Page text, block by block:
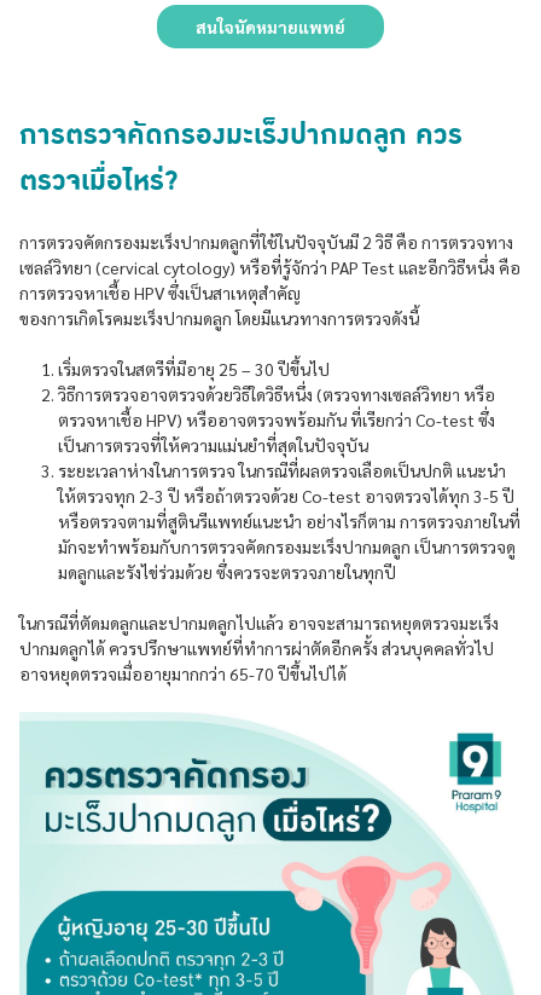
สนใจนัดหมายแพทย์
การตรวจคัดกรองมะเร็งปากมดลูก ควร
ตรวจเมื่อไหร่?
การตรวจคัดกรองมะเร็งปากมดลูกที่ใช้ในปัจจุบันมี 2 วิธี คือ การตรวจทาง
เซลล์วิทยา (cervical cytology) หรือที่รู้จักว่า PAP Test และอีกวิธีหนึ่ง คือ
การตรวจหาเชื้อ HPV ซึ่งเป็นสาเหตุสำคัญ
ของการเกิดโรคมะเร็งปากมดลูก โดยมีแนวทางการตรวจดังนี้
เริ่มตรวจในสตรีที่มีอายุ 25 – 30 ปีขึ้นไป
วิธีการตรวจอาจตรวจด้วยวิธีใดวิธีหนึ่ง (ตรวจทางเซลล์วิทยา หรือ
ตรวจหาเชื้อ HPV) หรืออาจตรวจพร้อมกัน ที่เรียกว่า Co-test ซึ่ง
เป็นการตรวจที่ให้ความแม่นยำที่สุดในปัจจุบัน
ระยะเวลาห่างในการตรวจ ในกรณีที่ผลตรวจเลือดเป็นปกติ แนะนำ
ให้ตรวจทุก 2-3 ปี หรือถ้าตรวจด้วย Co-test อาจตรวจได้ทุก 3-5 ปี
หรือตรวจตามที่สูตินรีแพทย์แนะนำ อย่างไรก็ตาม การตรวจภายในที่
มักจะทำพร้อมกับการตรวจคัดกรองมะเร็งปากมดลูก เป็นการตรวจดู
มดลูกและรังไข่ร่วมด้วย ซึ่งควรจะตรวจภายในทุกปี
ในกรณีที่ตัดมดลูกและปากมดลูกไปแล้ว อาจจะสามารถหยุดตรวจมะเร็ง
ปากมดลูกได้ ควรปรึกษาแพทย์ที่ทำการผ่าตัดอีกครั้ง ส่วนบุคคลทั่วไป
อาจหยุดตรวจเมื่ออายุมากกว่า 65-70 ปีขึ้นไปได้